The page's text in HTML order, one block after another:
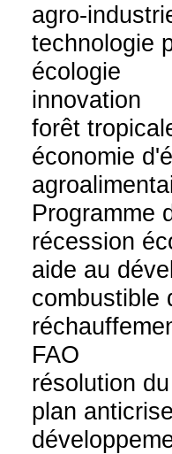
agro-
technologie
écologie
innovation
forêt
économie
Programme
récession
aide au
combustible
FAO
résolution
plan anticrise